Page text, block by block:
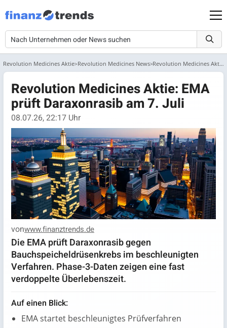
Revolution Medicines Aktie Revolution Medicines News Revolution Medicines Aktie: EMA prüft Daraxonrasib am 7. Juli
Revolution Medicines Aktie: EMA
prüft Daraxonrasib am 7. Juli
08.07.26, 22:17 Uhr
vonwww.finanztrends.de
Die EMA prüft Daraxonrasib gegen
Bauchspeicheldrüsenkrebs im beschleunigten
Verfahren. Phase-3-Daten zeigen eine fast
verdoppelte Überlebenszeit.
Auf einen Blick:
EMA startet beschleunigtes Prüfverfahren